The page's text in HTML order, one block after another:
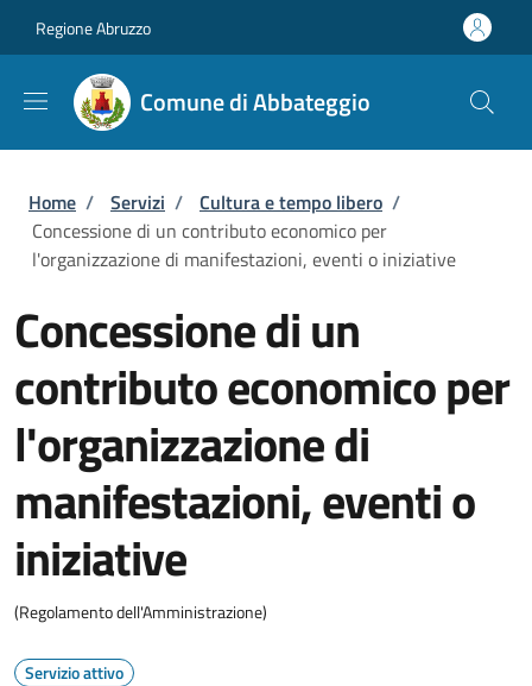
Regione Abruzzo
Comune di Abbateggio
Briciole di pane
Home / Servizi / Cultura e tempo libero /
Concessione di un contributo economico per
l'organizzazione di manifestazioni, eventi o iniziative
Concessione di un
contributo economico per
l'organizzazione di
manifestazioni, eventi o
iniziative
(Regolamento dell'Amministrazione)
Servizio attivo